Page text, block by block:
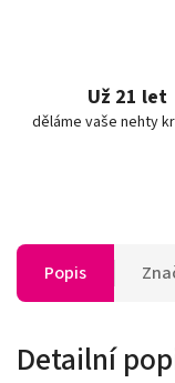
Už 21 let
děláme vaše nehty
Popis
Detailní